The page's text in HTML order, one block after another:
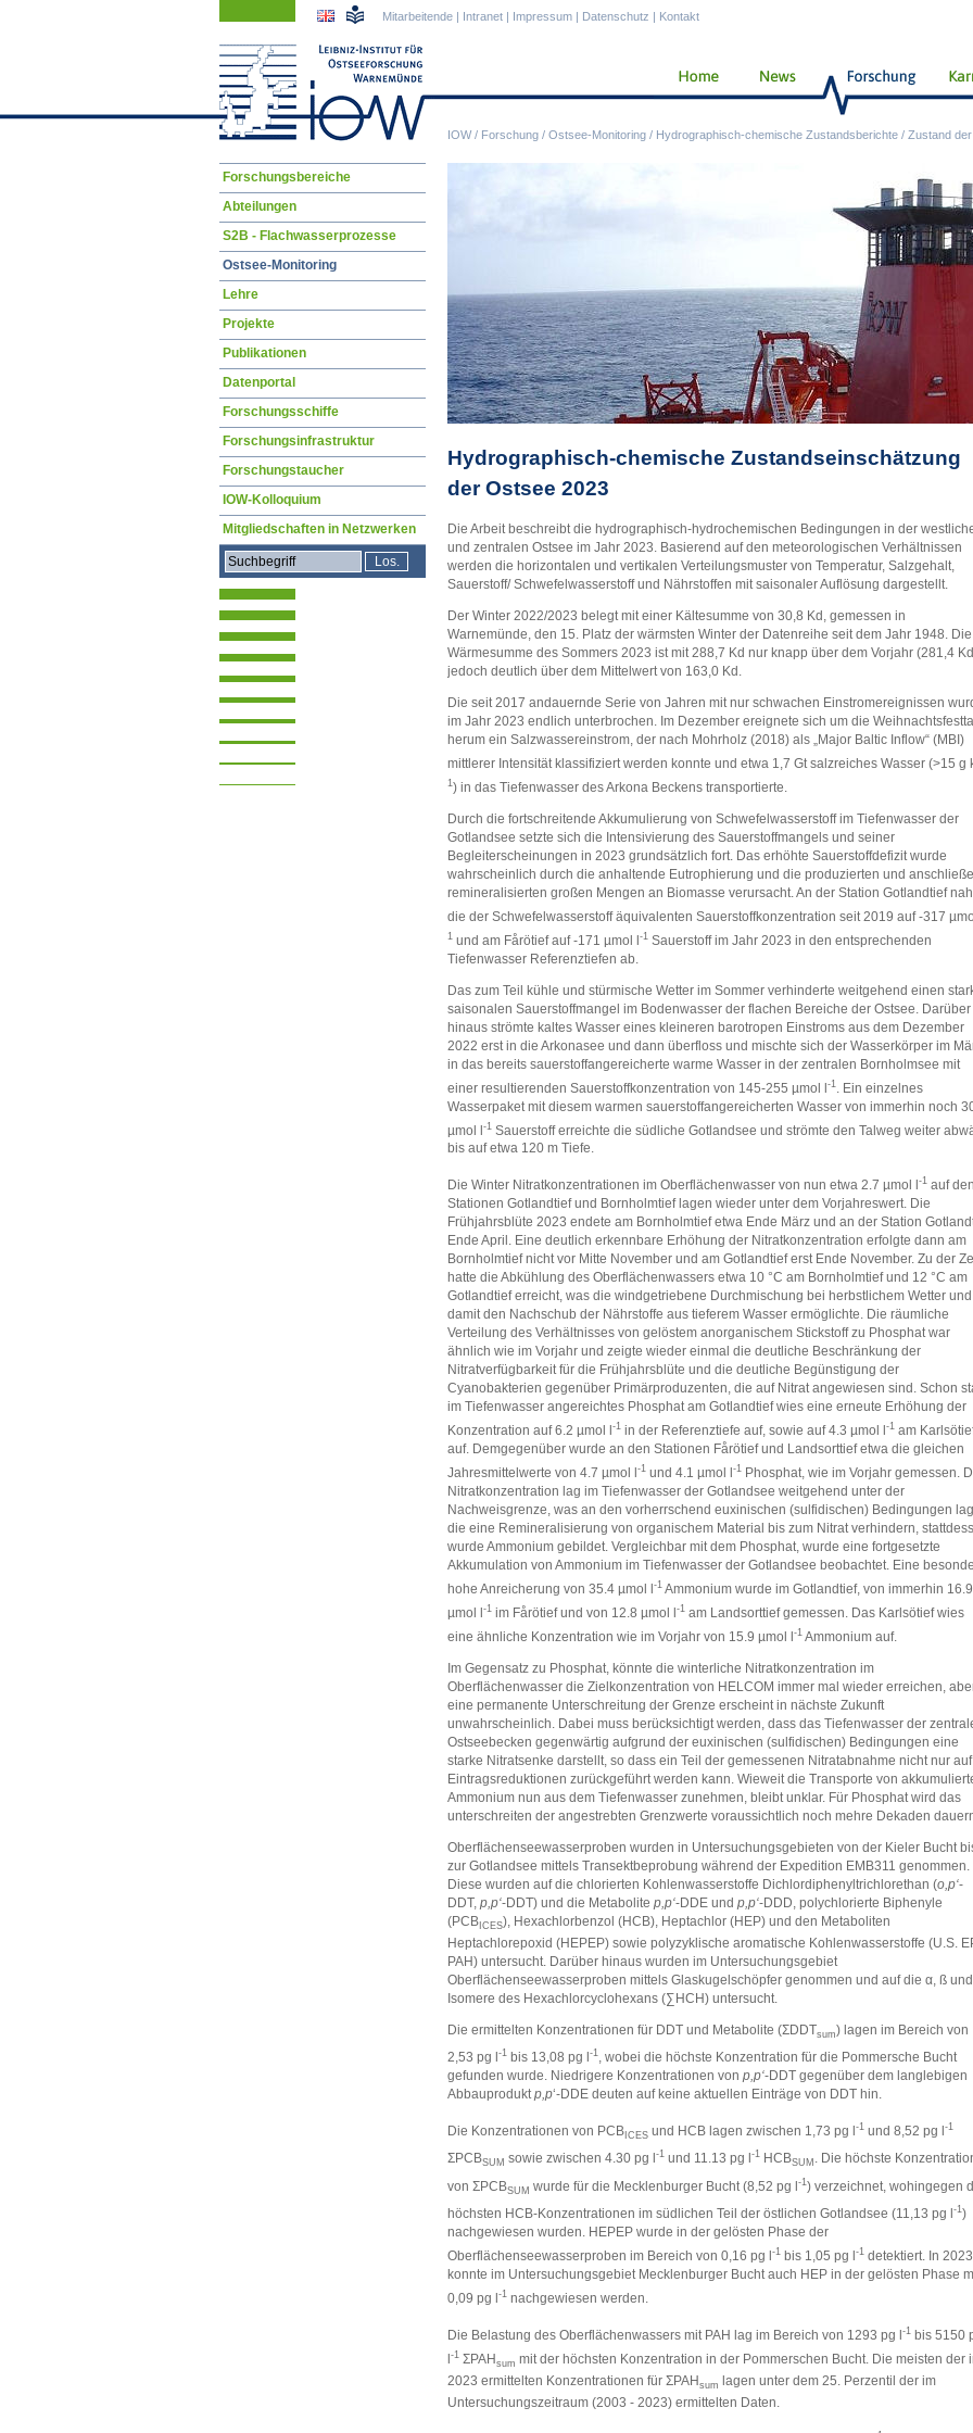
IOW/ Forschung / Ostsee-Monitoring / Hydrographisch-chemische Zustandsberichte / Zustand
Mitarbeitende | Intranet | Impressum | Datenschutz | Kontakt
Hydrographisch-chemische Zustandseinschätzung
der Ostsee 2023
Die Arbeit beschreibt die hydrographisch-hydrochemischen Bedingungen in der
und zentralen Ostsee im Jahr 2023. Basierend auf den meteorologischen Verhältnissen
werden die horizontalen und vertikalen Verteilungsmuster von Temperatur, Salzgehalt,
Sauerstoff/ Schwefelwasserstoff und Nährstoffen mit saisonaler Auflösung dargestellt.
Der Winter 2022/2023 belegt mit einer Kältesumme von 30,8 Kd, gemessen in
Warnemünde, den 15. Platz der wärmsten Winter der Datenreihe seit dem Jahr 1948. Die
Wärmesumme des Sommers 2023 ist mit 288,7 Kd nur knapp über dem Vorjahr (281,4
jedoch deutlich über dem Mittelwert von 163,0 Kd.
Die seit 2017 andauernde Serie von Jahren mit nur schwachen Einstromereignissen
im Jahr 2023 endlich unterbrochen. Im Dezember ereignete sich um die
herum ein Salzwassereinstrom, der nach Mohrholz (2018) als „Major Baltic Inflow“ (MBI)
mittlerer Intensität klassifiziert werden konnte und etwa 1,7 Gt salzreiches Wasser (>15 g
1) in das Tiefenwasser des Arkona Beckens transportierte.
Durch die fortschreitende Akkumulierung von Schwefelwasserstoff im Tiefenwasser der
Gotlandsee setzte sich die Intensivierung des Sauerstoffmangels und seiner
Begleiterscheinungen in 2023 grundsätzlich fort. Das erhöhte Sauerstoffdefizit wurde
wahrscheinlich durch die anhaltende Eutrophierung und die produzierten und
remineralisierten großen Mengen an Biomasse verursacht. An der Station Gotlandtief
die der Schwefelwasserstoff äquivalenten Sauerstoffkonzentration seit 2019 auf ‑317
1 und am Fårötief auf -171 µmol l-1 Sauerstoff im Jahr 2023 in den entsprechenden
Tiefenwasser Referenztiefen ab.
Das zum Teil kühle und stürmische Wetter im Sommer verhinderte weitgehend einen
saisonalen Sauerstoffmangel im Bodenwasser der flachen Bereiche der Ostsee. Darüber
hinaus strömte kaltes Wasser eines kleineren barotropen Einstroms aus dem Dezember
2022 erst in die Arkonasee und dann überfloss und mischte sich der Wasserkörper im
in das bereits sauerstoffangereicherte warme Wasser in der zentralen Bornholmsee mit
einer resultierenden Sauerstoffkonzentration von 145-255 µmol l-1
. Ein einzelnes
Wasserpaket mit diesem warmen sauerstoffangereicherten Wasser von immerhin noch
µmol l-1 Sauerstoff erreichte die südliche Gotlandsee und strömte den Talweg weiter
bis auf etwa 120 m Tiefe.
Die Winter Nitratkonzentrationen im Oberflächenwasser von nun etwa 2.7 µmol l -1 auf den
Stationen Gotlandtief und Bornholmtief lagen wieder unter dem Vorjahreswert. Die
Frühjahrsblüte 2023 endete am Bornholmtief etwa Ende März und an der Station
Ende April. Eine deutlich erkennbare Erhöhung der Nitratkonzentration erfolgte dann am
Bornholmtief nicht vor Mitte November und am Gotlandtief erst Ende November. Zu der
hatte die Abkühlung des Oberflächenwassers etwa 10 °C am Bornholmtief und 12 °C am
Gotlandtief erreicht, was die windgetriebene Durchmischung bei herbstlichem Wetter und
damit den Nachschub der Nährstoffe aus tieferem Wasser ermöglichte. Die räumliche
Verteilung des Verhältnisses von gelöstem anorganischem Stickstoff zu Phosphat war
ähnlich wie im Vorjahr und zeigte wieder einmal die deutliche Beschränkung der
Nitratverfügbarkeit für die Frühjahrsblüte und die deutliche Begünstigung der
Cyanobakterien gegenüber Primärproduzenten, die auf Nitrat angewiesen sind. Schon
im Tiefenwasser angereichtes Phosphat am Gotlandtief wies eine erneute Erhöhung der
Konzentration auf 6.2 µmol l
-1 in der Referenztiefe auf, sowie auf 4.3 µmol l -1 am
auf. Demgegenüber wurde an den Stationen Fårötief und Landsorttief etwa die gleichen
Jahresmittelwerte von 4.7 µmol l
-1 und 4.1 µmol l -1 Phosphat, wie im Vorjahr gemessen.
Nitratkonzentration lag im Tiefenwasser der Gotlandsee weitgehend unter der
Nachweisgrenze, was an den vorherrschend euxinischen (sulfidischen) Bedingungen
die eine Remineralisierung von organischem Material bis zum Nitrat verhindern,
wurde Ammonium gebildet. Vergleichbar mit dem Phosphat, wurde eine fortgesetzte
Akkumulation von Ammonium im Tiefenwasser der Gotlandsee beobachtet. Eine
hohe Anreicherung von 35.4 µmol l
-1 Ammonium wurde im Gotlandtief, von immerhin 16.9
µmol l
-1 im Fårötief und von 12.8 µmol l -1 am Landsorttief gemessen. Das Karlsötief wies
eine ähnliche Konzentration wie im Vorjahr von 15.9 µmol l
-1 Ammonium auf.
Im Gegensatz zu Phosphat, könnte die winterliche Nitratkonzentration im
Oberflächenwasser die Zielkonzentration von HELCOM immer mal wieder erreichen,
eine permanente Unterschreitung der Grenze erscheint in nächste Zukunft
unwahrscheinlich. Dabei muss berücksichtigt werden, dass das Tiefenwasser der
Ostseebecken gegenwärtig aufgrund der euxinischen (sulfidischen) Bedingungen eine
starke Nitratsenke darstellt, so dass ein Teil der gemessenen Nitratabnahme nicht nur auf
Eintragsreduktionen zurückgeführt werden kann. Wieweit die Transporte von
Ammonium nun aus dem Tiefenwasser zunehmen, bleibt unklar. Für Phosphat wird das
unterschreiten der angestrebten Grenzwerte voraussichtlich noch mehre Dekaden
Oberflächenseewasserproben wurden in Untersuchungsgebieten von der Kieler Bucht
zur Gotlandsee mittels Transektbeprobung während der Expedition EMB311 genommen.
Diese wurden auf die chlorierten Kohlenwasserstoffe Dichlordiphenyltrichlorethan (o,p‘-
DDT, p,p‘-DDT) und die Metabolite p,p‘-DDE und p,p‘-DDD, polychlorierte Biphenyle
(PCBICES), Hexachlorbenzol (HCB), Heptachlor (HEP) und den Metaboliten
Heptachlorepoxid (HEPEP) sowie polyzyklische aromatische Kohlenwasserstoffe (U.S.
PAH) untersucht. Darüber hinaus wurden im Untersuchungsgebiet
Oberflächenseewasserproben mittels Glaskugelschöpfer genommen und auf die α, ß
Isomere des Hexachlorcyclohexans (∑HCH) untersucht.
Die ermittelten Konzentrationen für DDT und Metabolite (ΣDDTsum) lagen im Bereich von
2,53 pg l
‑1 bis 13,08 pg l -1, wobei die höchste Konzentration für die Pommersche Bucht
gefunden wurde. Niedrigere Konzentrationen von p,p‘-DDT gegenüber dem langlebigen
Abbauproduktp,p‘-DDE deuten auf keine aktuellen Einträge von DDT hin.
Die Konzentrationen von PCB ICES und HCB lagen zwischen 1,73 pg l -1 und 8,52 pg l -1
ΣPCBSUM sowie zwischen 4.30 pg l -1 und 11.13 pg l -1 HCBSUM . Die höchste
von ΣPCBSUM wurde für die Mecklenburger Bucht (8,52 pg l-1) verzeichnet, wohingegen
höchsten HCB-Konzentrationen im südlichen Teil der östlichen Gotlandsee (11,13 pg l
-1)
nachgewiesen wurden. HEPEP wurde in der gelösten Phase der
Oberflächenseewasserproben im Bereich von 0,16 pg l
-1 bis 1,05 pg l -1 detektiert. In 2023
konnte im Untersuchungsgebiet Mecklenburger Bucht auch HEP in der gelösten Phase
0,09 pg l-1 nachgewiesen werden.
Die Belastung des Oberflächenwassers mit PAH lag im Bereich von 1293 pg l-1 bis 5150
l-1 ΣPAHsum mit der höchsten Konzentration in der Pommerschen Bucht. Die meisten der
2023 ermittelten Konzentrationen für ΣPAHsum
lagen unter dem 25. Perzentil der im
Untersuchungszeitraum (2003 - 2023) ermittelten Daten.
Navigation
überspringen
Forschungsbereiche
Abteilungen
S2B - Flachwasserprozesse
Ostsee-Monitoring
Lehre
Projekte
Publikationen
Datenportal
Forschungsschiffe
Forschungsinfrastruktur
Forschungstaucher
IOW-Kolloquium
Mitgliedschaften in Netzwerken